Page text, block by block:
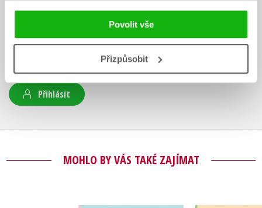
Povolit vše
Přizpůsobit
V současné době nejsou vytvořena žádná uživatelská hodnocení.
Vaše hodnocení
Uživatelskou recenzi mohou vkládat pouze registrovaní uživatelé
Přihlásit
MOHLO BY VÁS TAKÉ ZAJÍMAT